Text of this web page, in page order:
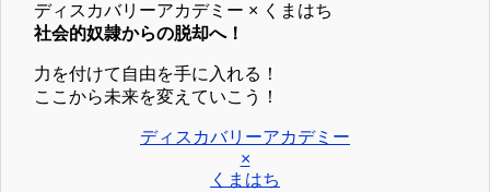
ディスカバリーアカデミー × くまはち
社会的奴隷からの脱却へ！
力を付けて自由を手に入れる！
ここから未来を変えていこう！
ディスカバリーアカデミー
×
くまはち